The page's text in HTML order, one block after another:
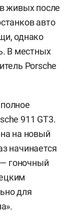
живых после
авто
однако
В местных
Porsche
911 GT3.
на новый
начинается
гоночный
для